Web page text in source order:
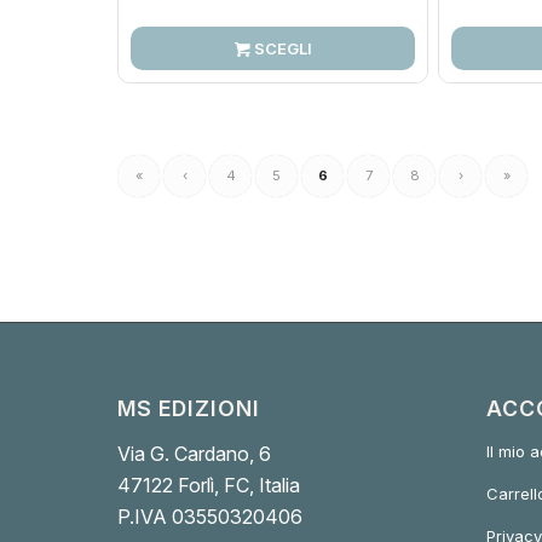
da
SCEGLI
« ‹ 4 5 6 7 8 › »
MS EDIZIONI
Via G. Cardano, 6
47122 Forlì, FC, Italia
P.IVA 03550320406
Il mio